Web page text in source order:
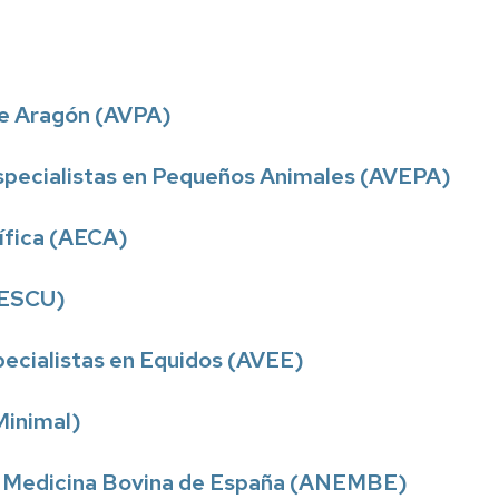
Aragón (AVPA)
en Pequeños Animales (AVEPA)
(AECA)
en Equidos (AVEE)
Bovina de España (ANEMBE)